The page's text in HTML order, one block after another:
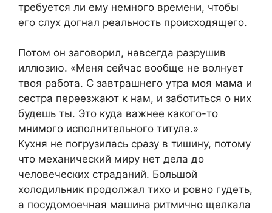
требуется ли ему немного времени, чтобы
его слух догнал реальность происходящего.
Потом он заговорил, навсегда разрушив
иллюзию. «Меня сейчас вообще не волнует
твоя работа. С завтрашнего утра моя мама и
сестра переезжают к нам, и заботиться о них
будешь ты. Это куда важнее какого-то
мнимого исполнительного титула.»
Кухня не погрузилась сразу в тишину, потому
что механический миру нет дела до
человеческих страданий. Большой
холодильник продолжал тихо и ровно гудеть,
а посудомоечная машина ритмично щелкала